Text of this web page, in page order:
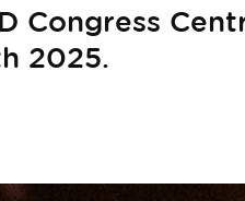
Congress
2025.